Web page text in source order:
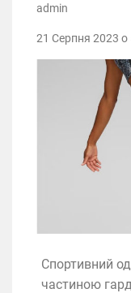
Спортивний
частиною
admin
21 Серпня 2023 о